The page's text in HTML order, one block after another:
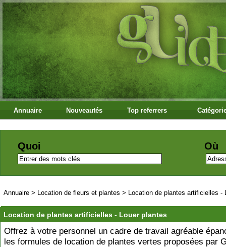
Annuaire Nouveautés Top referrers
Quoi Où
Annuaire > Location de fleurs et plantes > Location de plantes artificielles -
Location de plantes artificielles - Louer plantes
Offrez à votre personnel un cadre de travail agréable
les formules de location de plantes vertes proposées par